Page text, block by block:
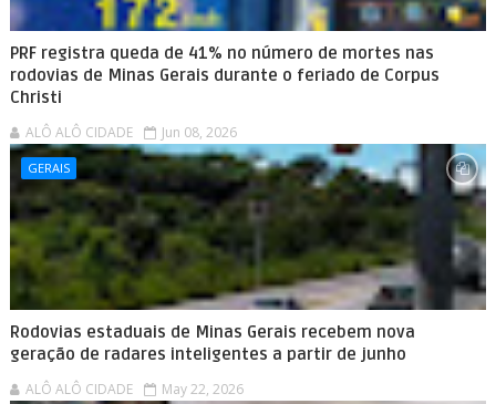
PRF registra queda de 41% no número de mortes nas
rodovias de Minas Gerais durante o feriado de Corpus
Christi
ALÔ ALÔ CIDADE Jun 08, 2026
GERAIS
Rodovias estaduais de Minas Gerais recebem nova
geração de radares inteligentes a partir de junho
ALÔ ALÔ CIDADE May 22, 2026